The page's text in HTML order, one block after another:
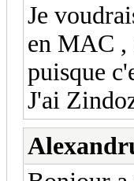
Je
en MAC ,
puisque
J'ai